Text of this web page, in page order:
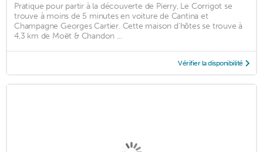
Pratique pour partir à la découverte de Pierry, Le Corrigot se
trouve à moins de 5 minutes en voiture de Cantina et
Champagne Georges Cartier. Cette maison d'hôtes se trouve à
4,3 km de Moët & Chandon ...
Vérifier la disponibilité